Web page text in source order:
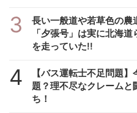
3
長い一般道や若草色の
「夕張号」は実に北海
を走っていた!!
4
【バス運転士不足問題
題？理不尽なクレームと
ち！